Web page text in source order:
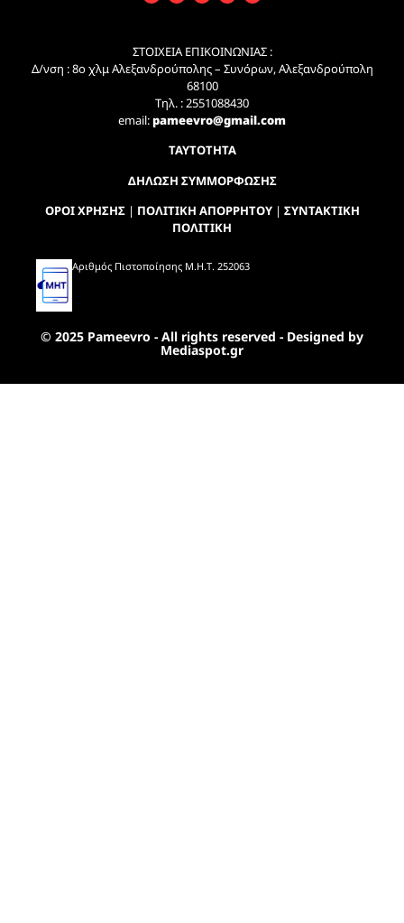
ΣΤΟΙΧΕΙΑ ΕΠΙΚΟΙΝΩΝΙΑΣ :
Δ/νση : 8ο χλμ Αλεξανδρούπολης – Συνόρων, Αλεξανδρούπολη
68100
Τηλ. : 2551088430
email:pameevro@gmail.com
ΤΑΥΤΟΤΗΤΑ
ΔΗΛΩΣΗ ΣΥΜΜΟΡΦΩΣΗΣ
ΟΡΟΙ ΧΡΗΣΗΣ| ΠΟΛΙΤΙΚΗ ΑΠΟΡΡΗΤΟΥ| ΣΥΝΤΑΚΤΙΚΗ
ΠΟΛΙΤΙΚΗ
Αριθμός Πιστοποίησης Μ.Η.Τ. 252063
© 2025 Pameevro - All rights reserved - Designed by
Mediaspot.gr